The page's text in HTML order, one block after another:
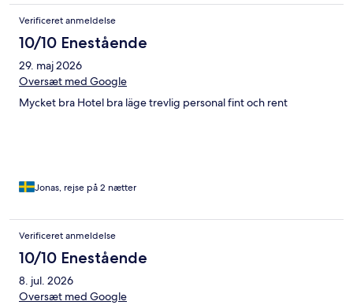
Verificeret anmeldelse
10/10 Enestående
29. maj 2026
Oversæt med Google
Mycket bra Hotel bra läge trevlig personal fint och rent
Jonas, rejse på 2 nætter
Verificeret anmeldelse
10/10 Enestående
8. jul. 2026
Oversæt med Google